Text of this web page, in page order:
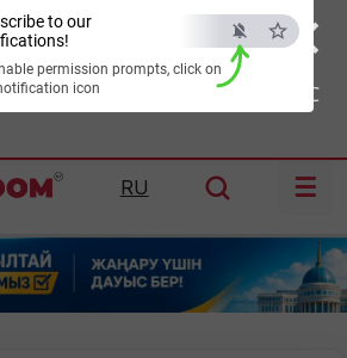
×
ESC
to our
permission prompts, click on
icon
Алматы: Шымкент:29°C
RU ☰